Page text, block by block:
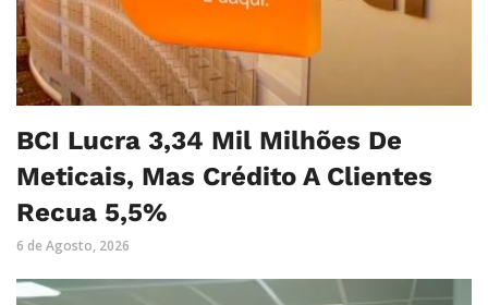
BCI Lucra 3,34 Mil Milhões De
Meticais, Mas Crédito A Clientes
Recua 5,5%
6 de Agosto, 2026